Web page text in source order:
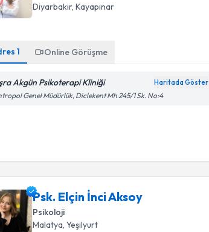
Diyarbakır, Kayapınar
1 Online Görüşme
Akgün Psikoterapi Kliniği Haritada Göster
Genel Müdürlük, Diclekent Mh 245/1 Sk. No:4
Psk. Elçin İnci Aksoy
Psikoloji
Malatya, Yeşilyurt